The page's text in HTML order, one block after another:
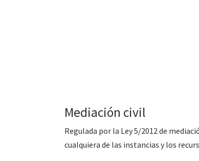
Mediación civil
Regulada por la Ley 5/2012 de
cualquiera de las instancias y los